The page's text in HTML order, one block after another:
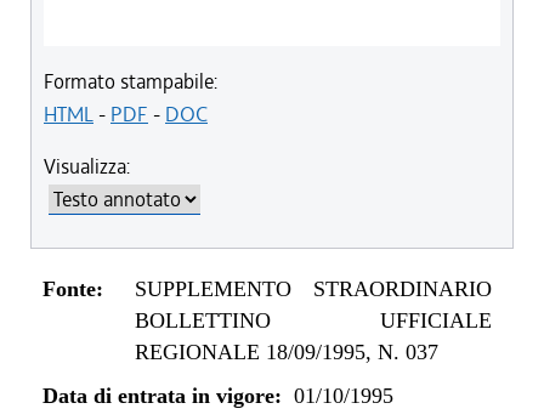
Formato stampabile:
HTML- PDF - DOC
Visualizza:
Fonte:
SUPPLEMENTO STRAORDINARIO
BOLLETTINO UFFICIALE
REGIONALE 18/09/1995, N. 037
Data di entrata in vigore: 01/10/1995